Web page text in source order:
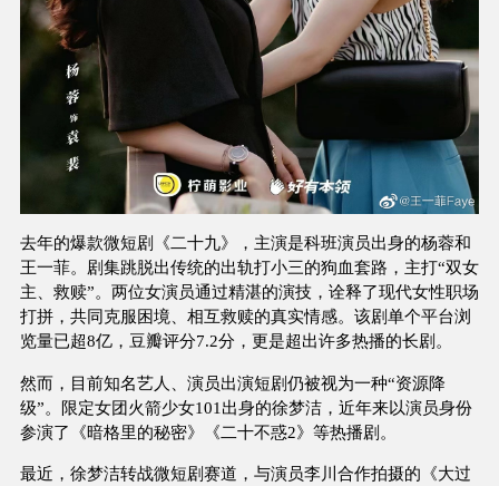
去年的爆款微短剧《二十九》，主演是科班演员出身的杨蓉和
王一菲。剧集跳脱出传统的出轨打小三的狗血套路，主打“双女
主、救赎”。两位女演员通过精湛的演技，诠释了现代女性职场
打拼，共同克服困境、相互救赎的真实情感。该剧单个平台浏
览量已超8亿，豆瓣评分7.2分，更是超出许多热播的长剧。
然而，目前知名艺人、演员出演短剧仍被视为一种“资源降
级”。限定女团火箭少女101出身的徐梦洁，近年来以演员身份
参演了《暗格里的秘密》《二十不惑2》等热播剧。
最近，徐梦洁转战微短剧赛道，与演员李川合作拍摄的《大过